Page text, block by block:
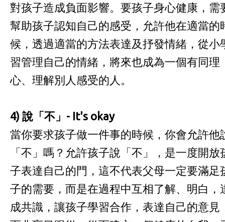
對孩子造成負面影響。要孩子身心健康，需
幫助孩子認知自己的感受，允許他在適當的
候，透過適當的方法表達及抒發情緒，從小
習管理自己的情緒，將來也成為一個有同理
心、理解別人感受的人。
4) 說「不」 - It's okay
當你要求孩子做一件事的時候，你會允許他
「不」嗎？允許孩子說「不」，是一度開放
子表達自己的門，這不代表父母一定要滿足
子的需要，而是在過程中互相了解、明白，
成共識，讓孩子學習合作，表達自己的意見